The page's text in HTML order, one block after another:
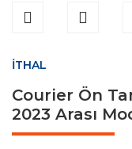
İTHAL
Courier Ön
2023 Arası